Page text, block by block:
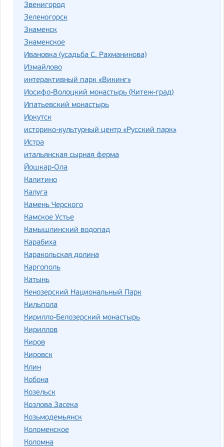
Звенигород
Зеленогорск
Знаменск
Знаменское
Ивановка (усадьба С. Рахманинова)
Измайлово
интерактивный парк «Викинг»
Иосифо-Волоцкий монастырь (Китеж-град)
Ипатьевский монастырь
Иркутск
историко-культурный центр «Русский парк»
Истра
итальянская сырная ферма
Йошкар-Ола
Калитино
Калуга
Камень Черского
Камское Устье
Камышлинский водопад
Карабиха
Каракольская долина
Каргополь
Катынь
Кенозерский Национальный Парк
Кильпола
Кирилло-Белозерский монастырь
Кириллов
Киров
Кировск
Клин
Кобона
Козельск
Козлова Засека
Козьмодемьянск
Коломенское
Коломна